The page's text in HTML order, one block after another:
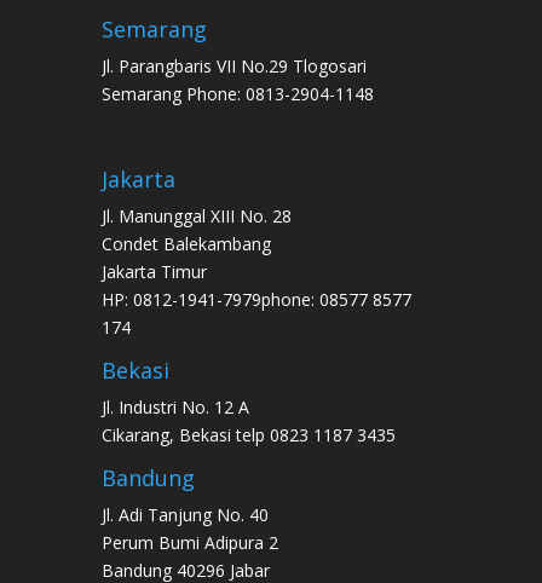
Semarang
Jl. Parangbaris VII No.29 Tlogosari
Semarang Phone: 0813-2904-1148
Jakarta
Jl. Manunggal XIII No. 28
Condet Balekambang
Jakarta Timur
HP: 0812-1941-7979phone: 08577 8577
174
Bekasi
Jl. Industri No. 12 A
Cikarang, Bekasi telp 0823 1187 3435
Bandung
Jl. Adi Tanjung No. 40
Perum Bumi Adipura 2
Bandung 40296 Jabar